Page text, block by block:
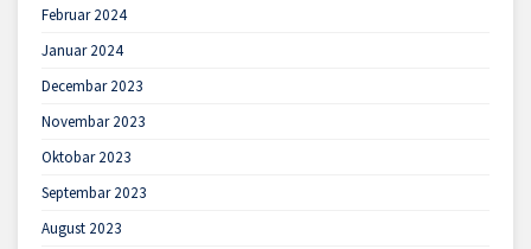
Februar 2024
Januar 2024
Decembar 2023
Novembar 2023
Oktobar 2023
Septembar 2023
August 2023